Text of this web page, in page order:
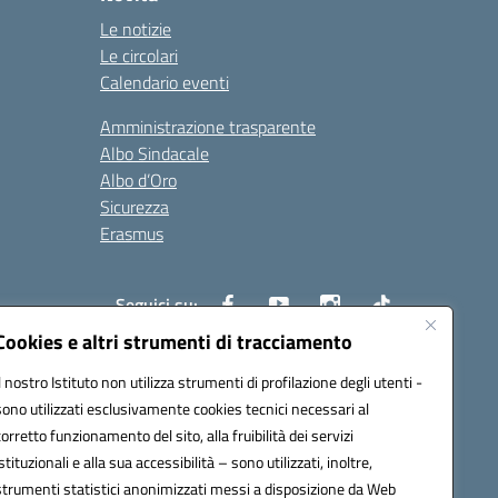
e altri strumenti di tracciamento
nostro Istituto non utilizza strumenti di profilazione degli utenti -
utilizzati esclusivamente cookies tecnici necessari al
funzionamento del sito, alla fruibilità dei servizi
e alla sua accessibilità – sono utilizzati, inoltre,
statistici anonimizzati messi a disposizione da Web
Le notizie
Le circolari
Calendario eventi
Amministrazione trasparente
Albo Sindacale
Albo d’Oro
Sicurezza
Erasmus
Seguici su: